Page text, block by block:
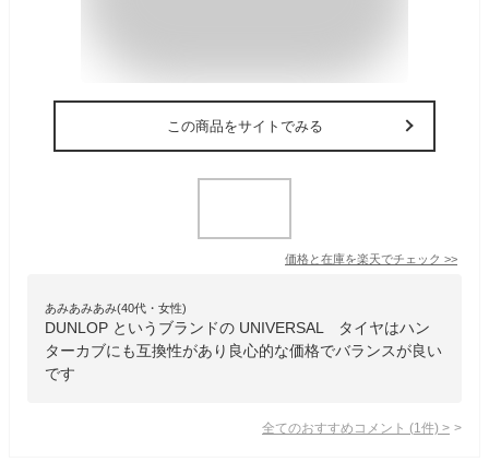
この商品をサイトでみる
価格と在庫を楽天でチェック >>
あみあみあみ(40代・女性)
DUNLOP というブランドの UNIVERSAL タイヤはハン
ターカブにも互換性があり良心的な価格でバランスが良い
です
全てのおすすめコメント (1 件) >